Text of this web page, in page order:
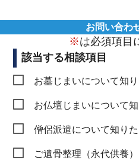
お問い合わ
※は必須項目
該当する相談項目
お墓じまいについて知
お仏壇じまいについて
僧侶派遣について知り
ご遺骨整理（永代供養